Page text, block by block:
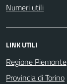
Numeri utili
LINK UTILI
Regione Piemonte
Provincia di Torino